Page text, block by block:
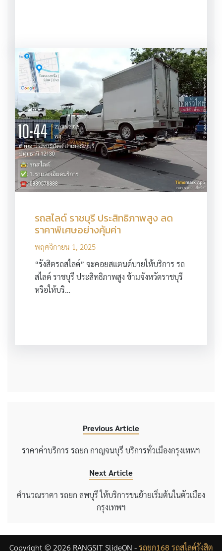
รถสไลด์ ราชบุรี ประสิทธิภาพสูง ลด
ราคาพิเศษอย่างคุ้มค่า
พฤศจิกายน 1, 2025
“รังสิตรถสไลด์” จะคอยสแตนด์บายให้บริการ รถ
สไลด์ ราชบุรี ประสิทธิภาพสูง ข้ามจังหวัดราชบุรี
หรือให้บริ…
Previous Article
ราคาค่าบริการ รถยก กาญจนบุรี บริการทั่วเมืองกรุงเทพฯ
Next Article
คำนวณราคา รถยก ลพบุรี ให้บริการขนย้ายเริ่มต้นในตัวเมือง
กรุงเทพฯ
Copyright © 2026 RANGSIT SlideON -รถยก168 รถสไลด์รังสิต